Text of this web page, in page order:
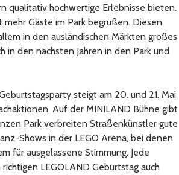
qualitativ hochwertige Erlebnisse bieten.
Gäste im Park begrüßen. Diesen
in den ausländischen Märkten großes
den nächsten Jahren in den Park und
steigt am 20. und 21. Mai
Auf der MINILAND Bühne gibt
Park verbreiten Straßenkünstler gute
Shows in der LEGO Arena, bei denen
für ausgelassene Stimmung. Jede
LEGOLAND Geburtstag auch